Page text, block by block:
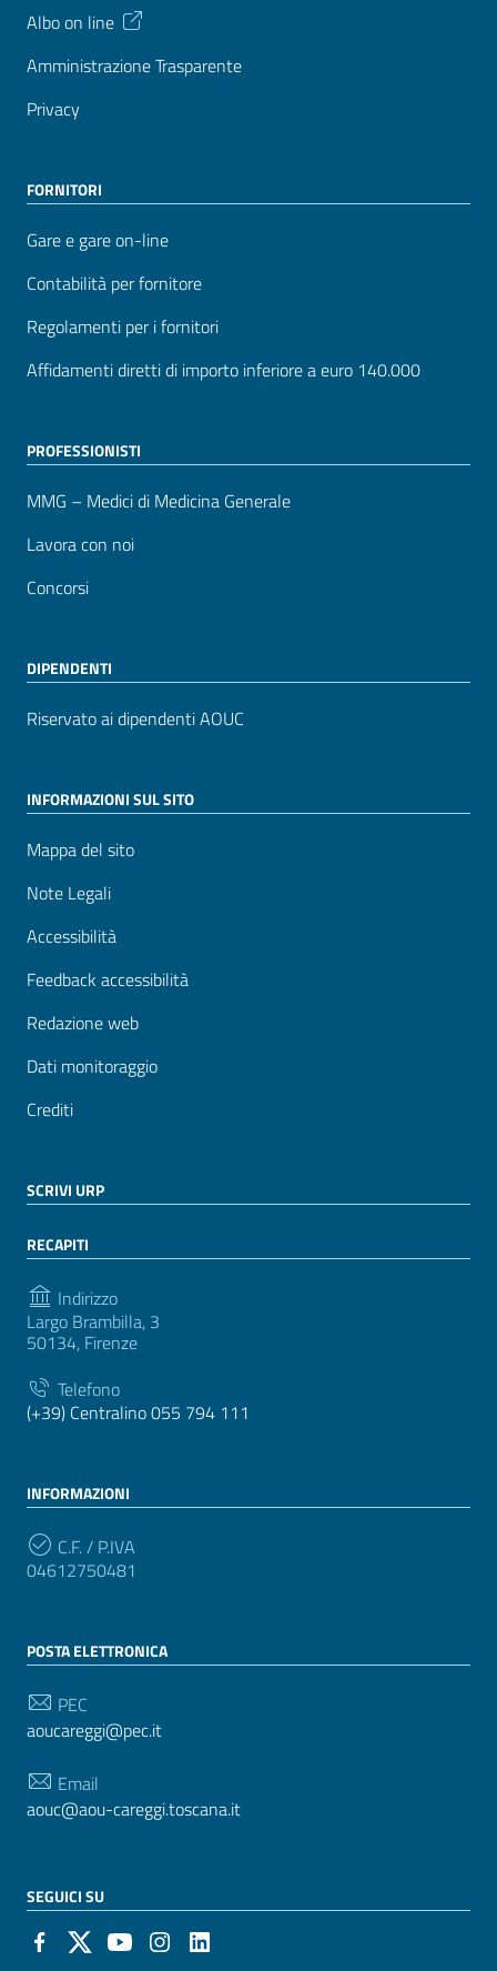
Albo on line
Amministrazione Trasparente
Privacy
FORNITORI
Gare e gare on-line
Contabilità per fornitore
Regolamenti per i fornitori
Affidamenti diretti di importo inferiore a euro 140.000
PROFESSIONISTI
MMG – Medici di Medicina Generale
Lavora con noi
Concorsi
DIPENDENTI
Riservato ai dipendenti AOUC
INFORMAZIONI SUL SITO
Mappa del sito
Note Legali
Accessibilità
Feedback accessibilità
Redazione web
Dati monitoraggio
Crediti
SCRIVI URP
RECAPITI
Indirizzo
Largo Brambilla, 3
50134, Firenze
Telefono
(+39) Centralino 055 794 111
INFORMAZIONI
C.F. / P.IVA
04612750481
POSTA ELETTRONICA
PEC
aoucareggi@pec.it
Email
aouc@aou-careggi.toscana.it
SEGUICI SU